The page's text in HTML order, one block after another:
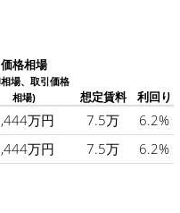
価格相場
場、取引価格
相場)
想定賃料 利回り
万円 7.5万
6.2%
万円 7.5万 6.2%